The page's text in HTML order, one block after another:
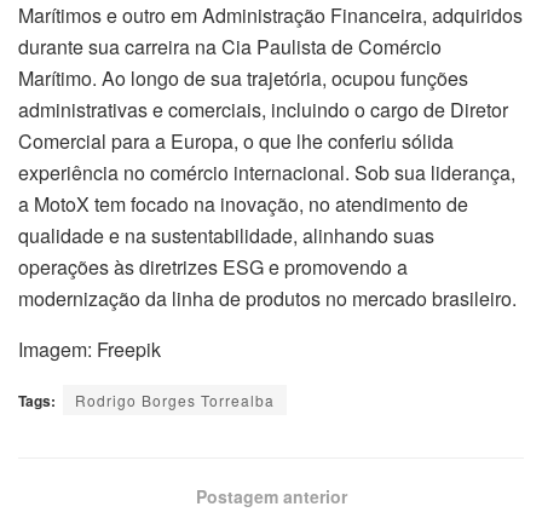
Marítimos e outro em Administração Financeira, adquiridos
durante sua carreira na Cia Paulista de Comércio
Marítimo. Ao longo de sua trajetória, ocupou funções
administrativas e comerciais, incluindo o cargo de Diretor
Comercial para a Europa, o que lhe conferiu sólida
experiência no comércio internacional. Sob sua liderança,
a MotoX tem focado na inovação, no atendimento de
qualidade e na sustentabilidade, alinhando suas
operações às diretrizes ESG e promovendo a
modernização da linha de produtos no mercado brasileiro.
Imagem: Freepik
Tags: Rodrigo Borges Torrealba
Postagem anterior